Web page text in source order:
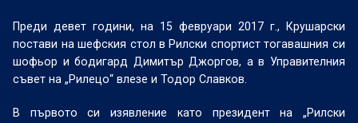
Преди девет години, на 15 февруари 2017 г., Крушарски
постави на шефския стол в Рилски спортист тогавашния си
шофьор и бодигард Димитър Джоргов, а в Управителния
съвет на „Рилецо“ влезе и Тодор Славков.
В първото си изявление като президент на „Рилски